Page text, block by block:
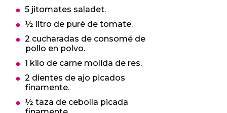
5 jitomates saladet.
½ litro de puré de tomate.
2 cucharadas de consomé de
pollo en polvo.
1 kilo de carne molida de res.
2 dientes de ajo picados
finamente.
½ taza de cebolla picada